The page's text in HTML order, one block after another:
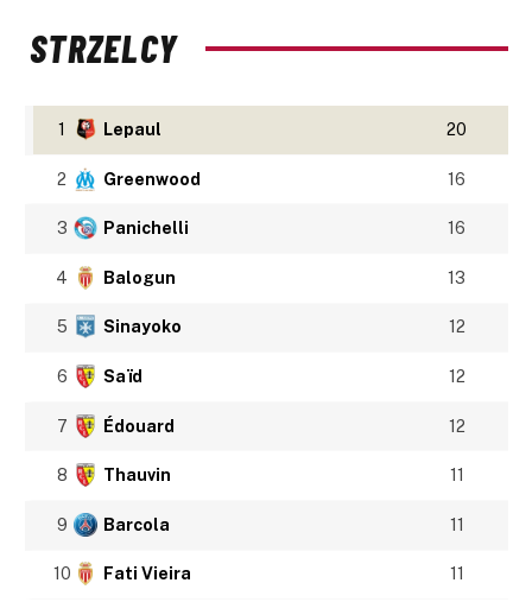
STRZELCY
1 Lepaul 20
2 Greenwood 16
3 Panichelli 16
4 Balogun 13
5 Sinayoko 12
6 Saïd 12
7 Édouard 12
8 Thauvin 11
9 Barcola 11
10 Fati Vieira 11